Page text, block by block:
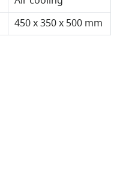
450 x 350 x 500 mm